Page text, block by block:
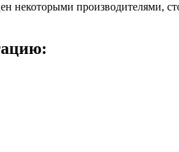
производителями,